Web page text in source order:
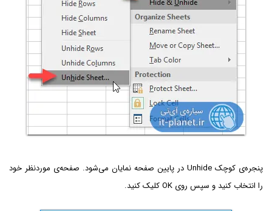
پنجره‌ی کوچک Unhide در پایین صفحه نمایان می‌شود. صفحه‌ی موردنظر خود
را انتخاب کنید و سپس روی OK کلیک کنید.